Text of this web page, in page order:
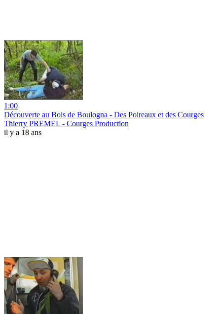
1:00
Découverte au Bois de Boulogna - Des Poireaux et des Courges
Thierry PREMEL - Courges Production
il y a 18 ans